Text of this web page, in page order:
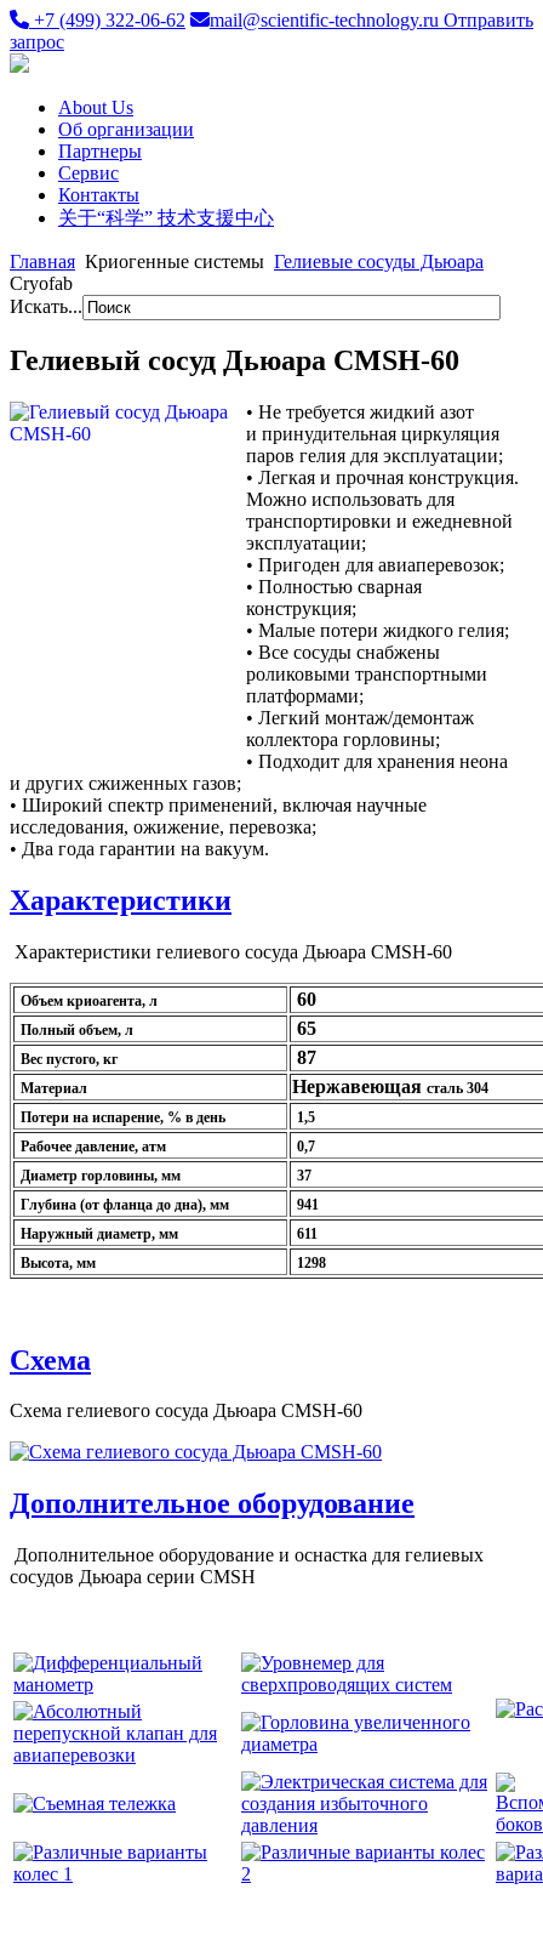
+7 (499) 322-06-62 mail@scientific-technology.ru Отправить
запрос
About Us
Об организации
Партнеры
Сервис
Контакты
关于“科学” 技术支援中心
Главная Криогенные системы Гелиевые сосуды Дьюара
Cryofab
Искать...
Гелиевый сосуд Дьюара CMSH-60
• Не требуется жидкий азот
и принудительная циркуляция
паров гелия для эксплуатации;
• Легкая и прочная конструкция.
Можно использовать для
транспортировки и ежедневной
эксплуатации;
• Пригоден для авиаперевозок;
• Полностью сварная
конструкция;
• Малые потери жидкого гелия;
• Все сосуды снабжены
роликовыми транспортными
платформами;
• Легкий монтаж/демонтаж
коллектора горловины;
• Подходит для хранения неона
и других сжиженных газов;
• Широкий спектр применений, включая научные
исследования, ожижение, перевозка;
• Два года гарантии на вакуум.
Характеристики
Характеристики гелиевого сосуда Дьюара CMSH-60
Объем криоагента, л 60
Полный объем, л 65
Вес пустого, кг 87
Материал Нержавеющая сталь 304
Потери на испарение, % в день
1,5
Рабочее давление, атм
0,7
Диаметр горловины, мм
37
Глубина (от фланца до дна), мм
941
Наружный диаметр, мм
611
Высота, мм
1298
Схема
Схема гелиевого сосуда Дьюара CMSH-60
Дополнительное оборудование
Дополнительное оборудование и оснастка для гелиевых
сосудов Дьюара серии CMSH